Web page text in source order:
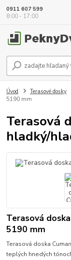
0911 607 599
8:00 - 17:00
Úvod Terasové dosky
5190 mm
Terasová
hladký/
Terasová
5190 mm
Terasová doska
teplých hnedých